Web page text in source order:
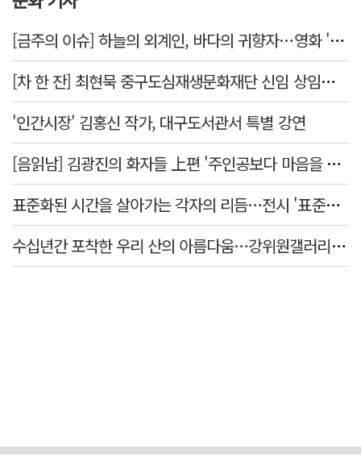
[금주의 이슈] 하늘의 외계인, 바다의 귀향자…영화 '호프'와 '오디세이'
[차 한 잔] 최현묵 중구도심재생문화재단 신임 상임이사 "서문시장·경상감영 등 지역 자원 활용…문화의 일상화"
'인간시장' 김홍신 작가, 대구도서관서 특별 강연
[음읽남] 김광진의 화자들 上편 '주인공보다 마음을 쓴 사람'
표준화된 시간을 살아가는 각자의 리듬…전시 '표준시차'
수십년간 포착한 우리 산의 아름다움…강위원갤러리 '팔공·지리展' 개최